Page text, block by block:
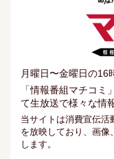
月曜日〜金曜日の16
「情報番組マチコ
て生放送で様々な情
当サイトは消費宣伝活
を放映しており、画像
します。